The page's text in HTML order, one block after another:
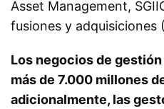
Asset Management,
fusiones y adquisiciones
Los negocios de
más de 7.000 millones
adicionalmente, las